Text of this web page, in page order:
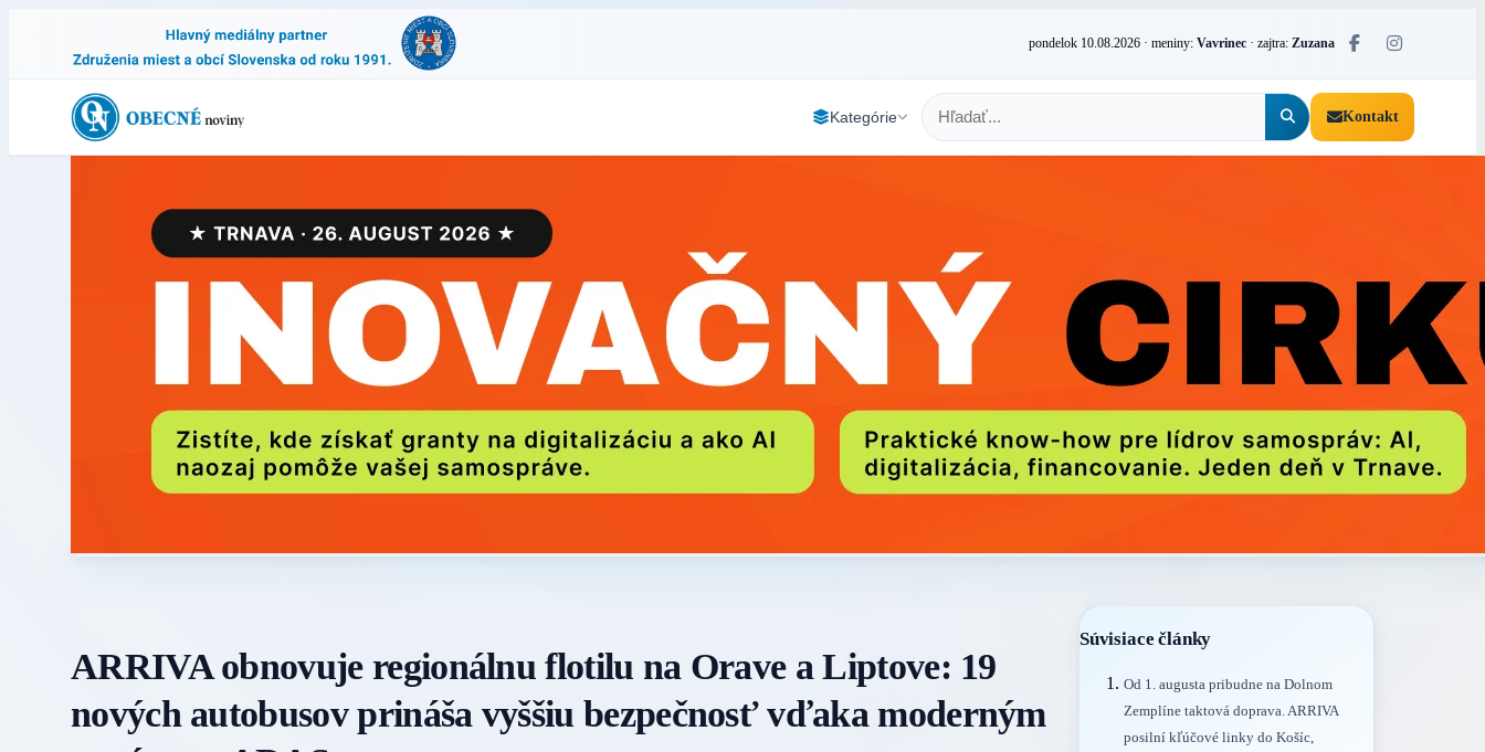
pondelok 10.08.2026 · meniny: Vavrinec · zajtra: Zuzana
Kategórie Kontakt
ARRIVA obnovuje regionálnu flotilu na Orave a Liptove: 19
nových autobusov prináša vyššiu bezpečnosť vďaka moderným
Súvisiace články
Od 1. augusta pribudne na Dolnom
Zemplíne taktová doprava. ARRIVA
posilní kľúčové linky do Košíc,